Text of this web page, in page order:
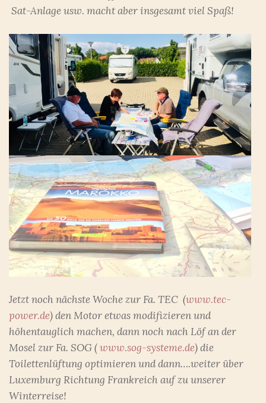
Sat-Anlage usw. macht aber insgesamt viel Spaß!
Jetzt noch nächste Woche zur Fa. TEC (www.tec-
power.de) den Motor etwas modifizieren und
höhentauglich machen, dann noch nach Löf an der
Mosel zur Fa. SOG (www.sog-systeme.de) die
Toilettenlüftung optimieren und dann….weiter über
Luxemburg Richtung Frankreich auf zu unserer
Winterreise!